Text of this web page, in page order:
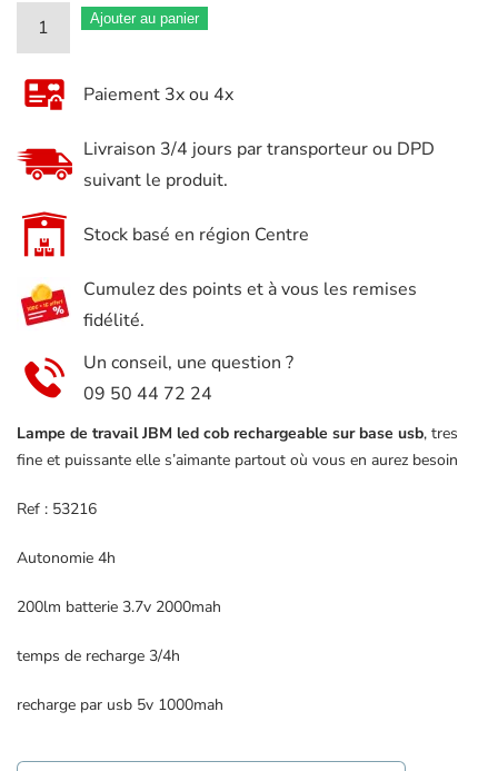
quantité
de
Lampe
De
Baladeuse
Avec
Rechargeable
JBM
53216
Ajouter au panier
Paiement 3x ou 4x
Livraison 3/4 jours par transporteur ou DPD
suivant le produit.
Stock basé en région Centre
Cumulez des points et à vous les remises
fidélité.
Un conseil, une question ?
09 50 44 72 24
Lampe de travail JBM led cob rechargeable sur base usb, tres
fine et puissante elle s’aimante partout où vous en aurez besoin
Ref : 53216
Autonomie 4h
200lm batterie 3.7v 2000mah
temps de recharge 3/4h
recharge par usb 5v 1000mah